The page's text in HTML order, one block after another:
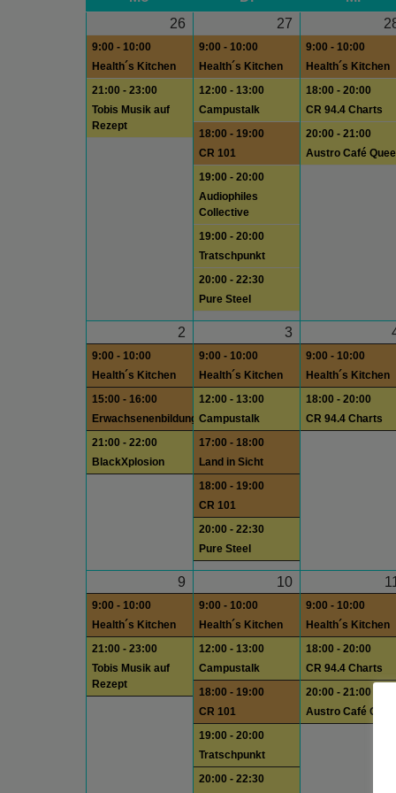
26
9:00 - 10:00
Health´s Kitchen
21:00 - 23:00
Tobis Musik auf
Rezept
27
9:00 - 10:00
Health´s Kitchen
12:00 - 13:00
Campustalk
18:00 - 19:00
CR 101
19:00 - 20:00
Audiophiles
Collective
19:00 - 20:00
Tratschpunkt
20:00 - 22:30
Pure Steel
9:00 - 10:00
Health´s Kitchen
18:00 - 20:00
CR 94.4 Charts
20:00 - 21:00
Austro Café
2
9:00 - 10:00
Health´s Kitchen
15:00 - 16:00
Erwachsenenbildung
21:00 - 22:00
BlackXplosion
3
9:00 - 10:00
Health´s Kitchen
12:00 - 13:00
Campustalk
17:00 - 18:00
Land in Sicht
18:00 - 19:00
CR 101
20:00 - 22:30
Pure Steel
9:00 - 10:00
Health´s Kitchen
18:00 - 20:00
CR 94.4 Charts
9
9:00 - 10:00
Health´s Kitchen
21:00 - 23:00
Tobis Musik auf
Rezept
10
9:00 - 10:00
Health´s Kitchen
12:00 - 13:00
Campustalk
18:00 - 19:00
CR 101
19:00 - 20:00
Tratschpunkt
20:00 - 22:30
9:00 - 10:00
Health´s Kitchen
18:00 - 20:00
CR 94.4 Charts
20:00 - 21:00
Austro Café Queer